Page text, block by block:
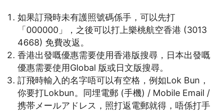
如果訂飛時未有護照號碼係手，可以先打
「000000」，之後可以打上樂桃航空香港 (3013
4668) 免費改返。
香港出發嘅優惠需要使用香港版搜尋，日本出發嘅
優惠需要使用Global 版或日文版搜尋。
訂飛時輸入的名字唔可以有空格，例如Lok Bun，
你要打Lokbun。同埋電郵 (手機) / Mobile Email /
携帯メールアドレス，照打返電郵就得，唔係打手